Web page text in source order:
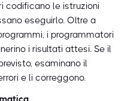
codificano le istruzioni
eseguirlo. Oltre a
i programmatori
i risultati attesi. Se il
esaminano il
e li correggono.